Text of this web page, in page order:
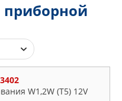
W1,2W (T5) 12V